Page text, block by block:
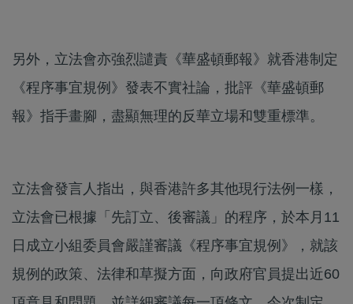
另外，立法會亦強烈譴責《華盛頓郵報》就香港制定
《程序事宜規例》發表不實社論，批評《華盛頓郵
報》指手畫腳，盡顯無理的反華立場和雙重標準。
立法會發言人指出，與香港許多其他現行法例一樣，
立法會已根據「先訂立、後審議」的程序，於本月11
日成立小組委員會嚴謹審議《程序事宜規例》，就該
規例的政策、法律和草擬方面，向政府官員提出近60